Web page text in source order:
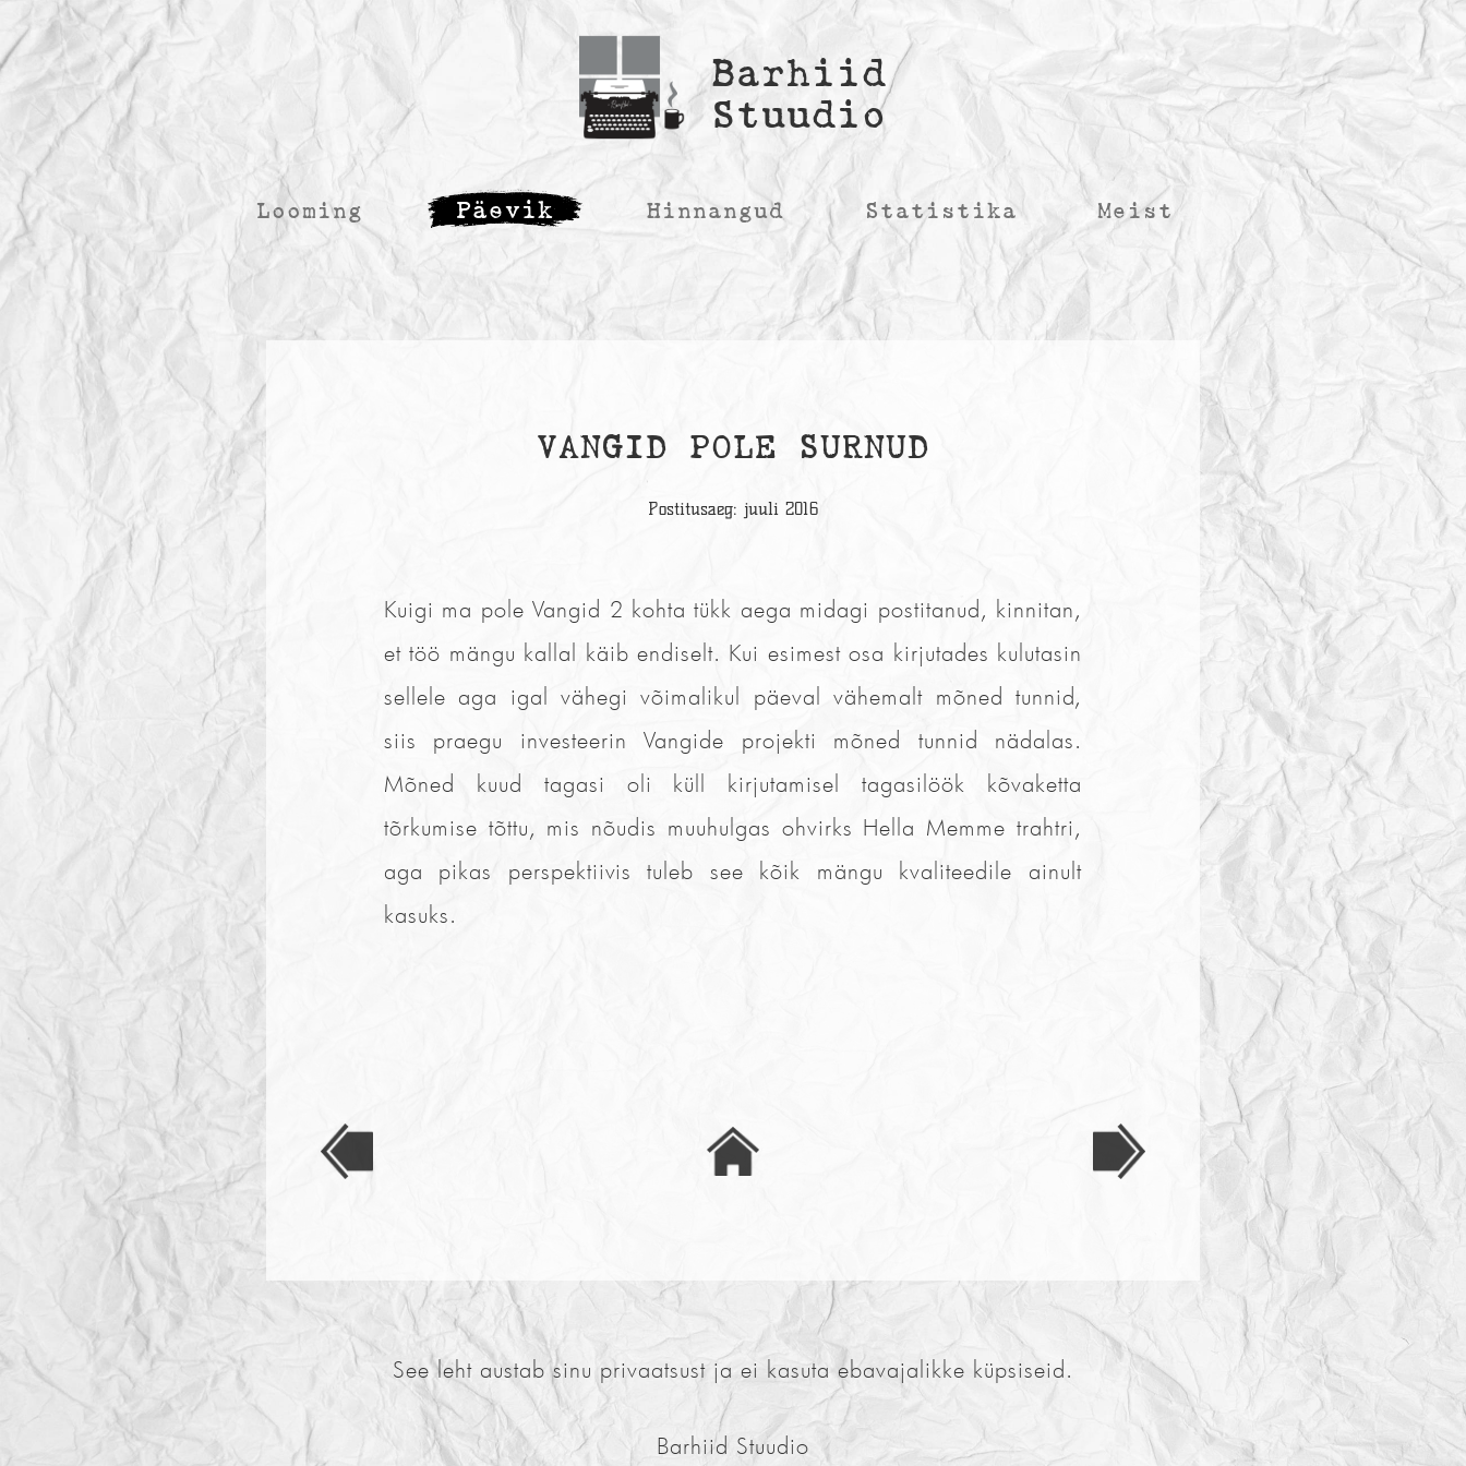
Barhiid
Stuudio
Looming Päevik Hinnangud Statistika Meist
VANGID POLE SURNUD
Postitusaeg: juuli 2016
Kuigi ma pole Vangid 2 kohta tükk aega midagi postitanud, kinnitan,
et töö mängu kallal käib endiselt. Kui esimest osa kirjutades kulutasin
sellele aga igal vähegi võimalikul päeval vähemalt mõned tunnid,
siis praegu investeerin Vangide projekti mõned tunnid nädalas.
Mõned kuud tagasi oli küll kirjutamisel tagasilöök kõvaketta
tõrkumise tõttu, mis nõudis muuhulgas ohvirks Hella Memme trahtri,
aga pikas perspektiivis tuleb see kõik mängu kvaliteedile ainult
kasuks.
See leht austab sinu privaatsust ja ei kasuta ebavajalikke küpsiseid.
Barhiid Stuudio